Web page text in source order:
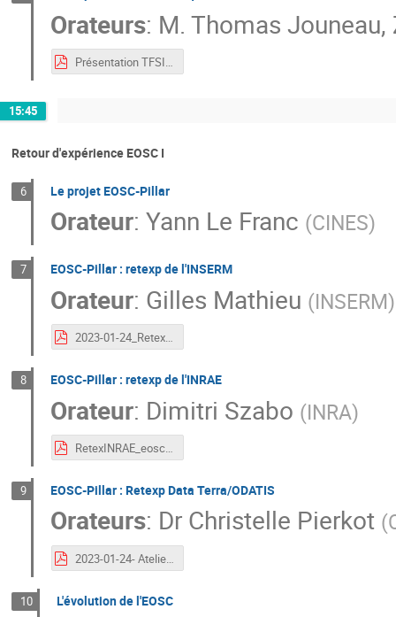
Orateurs: M. Thomas Jouneau,
Présentation TFSI Strasbourg-3.pdf
15:45
Retour d'expérience EOSC I
6 Le projet EOSC-Pillar
Orateur:Yann Le Franc (CINES)
7 EOSC-Pillar : retexp de l'INSERM
Orateur: Gilles Mathieu (INSERM)
2023-01-24_RetexpInserm_EOSC-Pillar.pdf
8 EOSC-Pillar : retexp de l'INRAE
Orateur: Dimitri Szabo (INRA)
RetexINRAE_eosc240123.pdf
9 EOSC-Pillar : Retexp Data Terra/ODATIS
Orateurs: Dr Christelle Pierkot (
2023-01-24- Atelier EOSC-France - Bilan EOSC Pillar.pdf
10 L'évolution de l'EOSC